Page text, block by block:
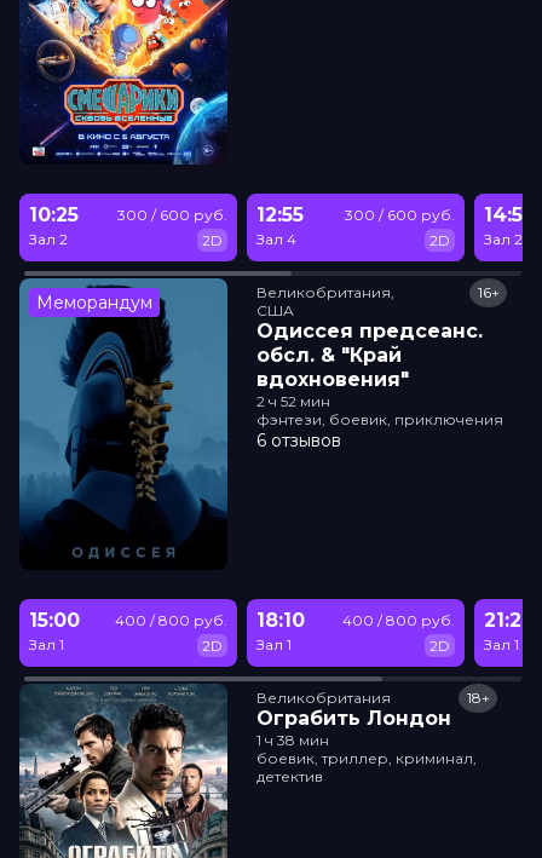
10:25
Зал 2
300 / 600 руб.
2D
12:55
Зал 4
300 / 600 руб.
2D
14:50
Зал 2
Меморандум
Великобритания,
США
Одиссея прeдсeанc.
обсл. & "Край
вдохновения"
16+
2 ч 52 мин
фэнтези, боевик, приключения
6 отзывов
15:00
Зал 1
400 / 800 руб.
2D
18:10
Зал 1
400 / 800 руб.
2D
21:20
Зал 1
Великобритания
Ограбить Лондон
18+
1 ч 38 мин
боевик, триллер, криминал,
детектив